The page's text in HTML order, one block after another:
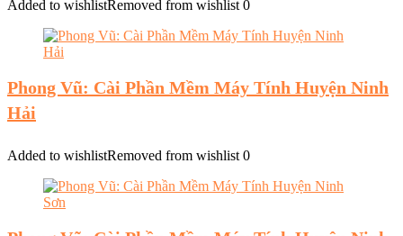
Added to wishlistRemoved from wishlist 0
Phong Vũ: Cài Phần Mềm Máy Tính Huyện Ninh
Hải
Added to wishlistRemoved from wishlist 0